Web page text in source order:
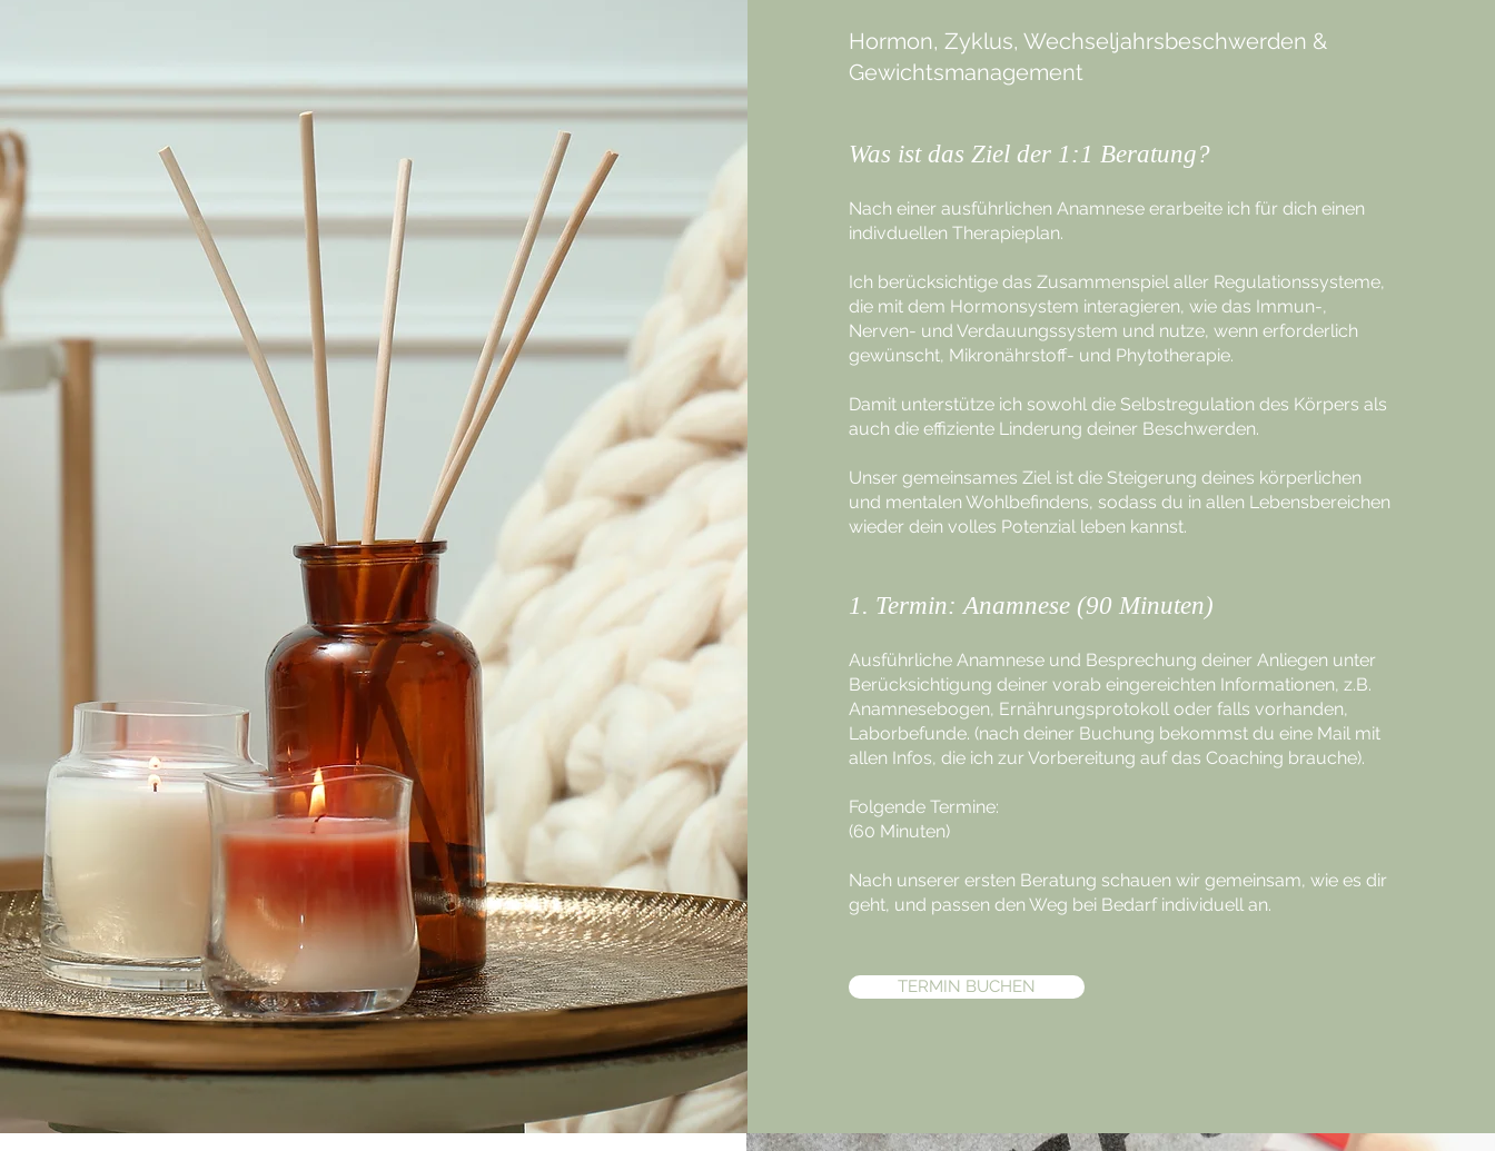
Hormon, Zyklus, Wechseljahrsbeschwerden &
Gewichtsmanagement
Was ist das Ziel der 1:1 Beratung?
Nach einer ausführlichen Anamnese erarbeite ich für dich einen
indivduellen Therapieplan.
Ich berücksichtige das Zusammenspiel aller Regulationssysteme,
die mit dem Hormonsystem interagieren, wie das Immun-,
Nerven- und Verdauungssystem und nutze, wenn erforderlich
gewünscht, Mikronährstoff- und Phytotherapie.
Damit unterstütze ich sowohl die Selbstregulation des Körpers als
auch die effiziente Linderung deiner Beschwerden.
Unser gemeinsames Ziel ist die Steigerung deines körperlichen
und mentalen Wohlbefindens, sodass du in allen Lebensbereichen
wieder dein volles Potenzial leben kannst.
1. Termin: Anamnese (90 Minuten)
Ausführliche Anamnese und Besprechung deiner Anliegen unter
Berücksichtigung deiner vorab eingereichten Informationen, z.B.
Anamnesebogen, Ernährungsprotokoll oder falls vorhanden,
Laborbefunde. (nach deiner Buchung bekommst du eine Mail mit
allen Infos, die ich zur Vorbereitung auf das Coaching brauche).
Folgende Termine:
(60 Minuten)
Nach unserer ersten Beratung schauen wir gemeinsam, wie es dir
geht, und passen den Weg bei Bedarf individuell an.​
TERMIN BUCHEN